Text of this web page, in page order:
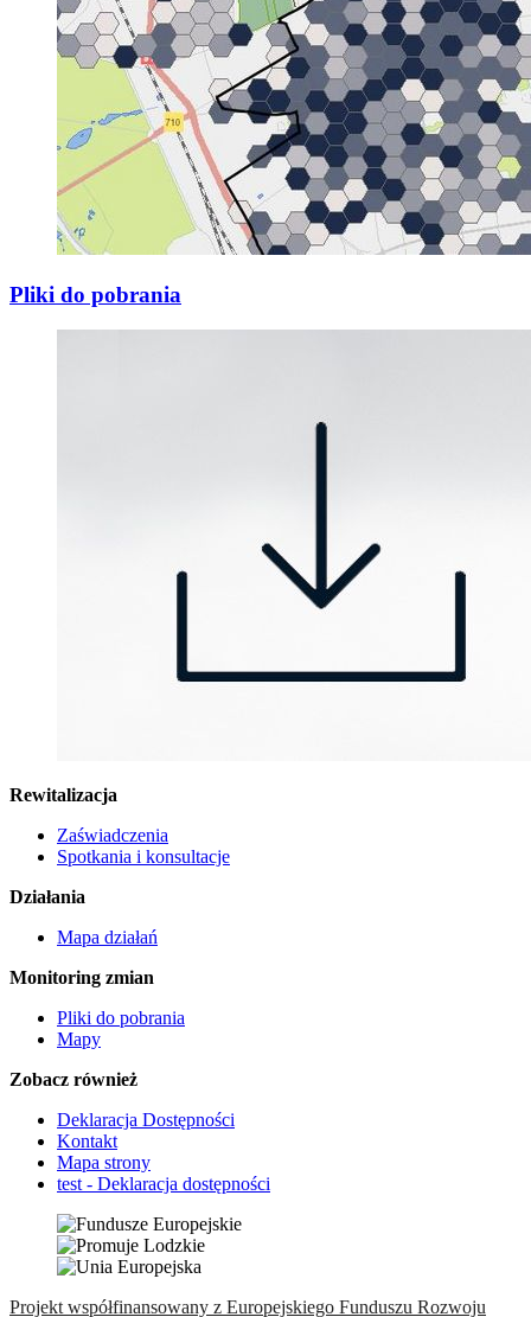
Pliki do pobrania
Rewitalizacja
Zaświadczenia
Spotkania i konsultacje
Działania
Mapa działań
Monitoring zmian
Pliki do pobrania
Mapy
Zobacz również
Deklaracja Dostępności
Kontakt
Mapa strony
test - Deklaracja dostępności
Projekt współfinansowany z Europejskiego Funduszu Rozwoju